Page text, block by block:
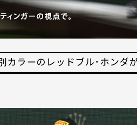
カラーのレッドブル･ホンダ